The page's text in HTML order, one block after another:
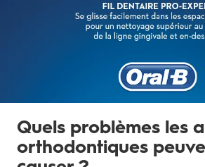
Quels problèmes les
orthodontiques